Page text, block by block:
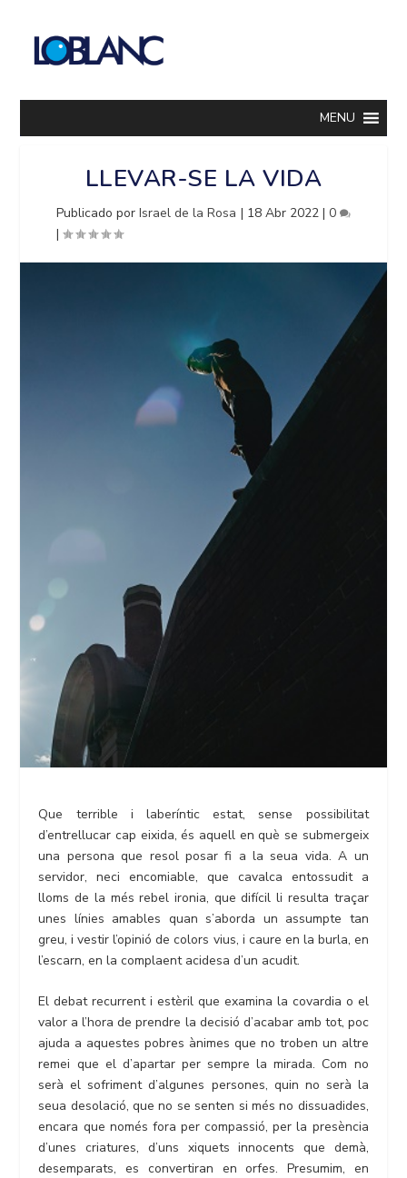
MENU
LLEVAR-SE LA VIDA
Publicado porIsrael de la Rosa | 18 Abr 2022| 0
|
Que terrible i laberíntic estat, sense possibilitat
d’entrellucar cap eixida, és aquell en què se submergeix
una persona que resol posar fi a la seua vida. A un
servidor, neci encomiable, que cavalca entossudit a
lloms de la més rebel ironia, que difícil li resulta traçar
unes línies amables quan s’aborda un assumpte tan
greu, i vestir l’opinió de colors vius, i caure en la burla, en
l’escarn, en la complaent acidesa d’un acudit.
El debat recurrent i estèril que examina la covardia o el
valor a l’hora de prendre la decisió d’acabar amb tot, poc
ajuda a aquestes pobres ànimes que no troben un altre
remei que el d’apartar per sempre la mirada. Com no
serà el sofriment d’algunes persones, quin no serà la
seua desolació, que no se senten si més no dissuadides,
encara que només fora per compassió, per la presència
d’unes criatures, d’uns xiquets innocents que demà,
desemparats, es convertiran en orfes. Presumim, en